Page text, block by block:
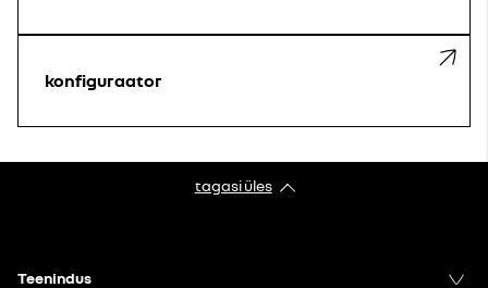
konfiguraator
tagasi üles
Teenindus